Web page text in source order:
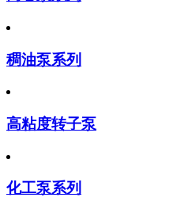
稠油泵系列
高粘度转子泵
化工泵系列